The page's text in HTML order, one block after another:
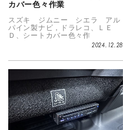
カバー色々作業
スズキ ジムニー シエラ アル
パイン製ナビ，ドラレコ、ＬＥ
Ｄ、シートカバー色々作
2024.12.28